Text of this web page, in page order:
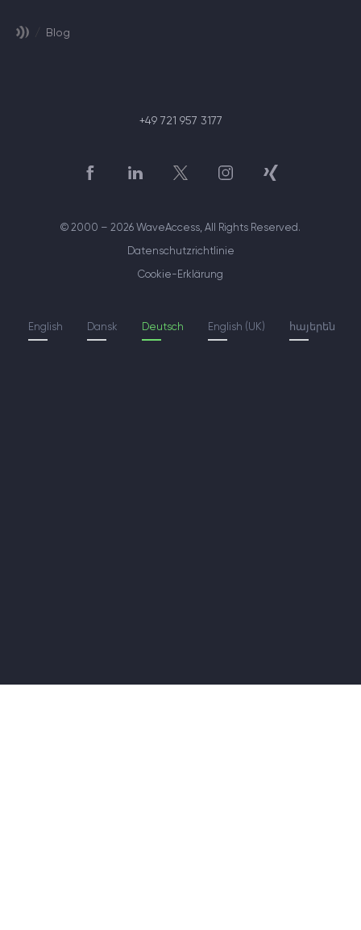
Blog
+49 721 957 3177
հայերեն
English (UK)
Deutsch
Dansk
English
© 2000 – 2026 WaveAccess, All Rights Reserved.
Datenschutzrichtlinie
Cookie-Erklärung